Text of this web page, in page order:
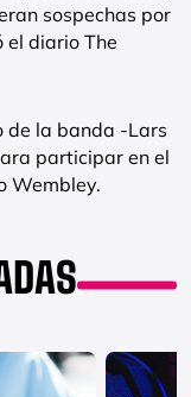
sospechas por
el diario The
de la banda -Lars
participar en el
Wembley.